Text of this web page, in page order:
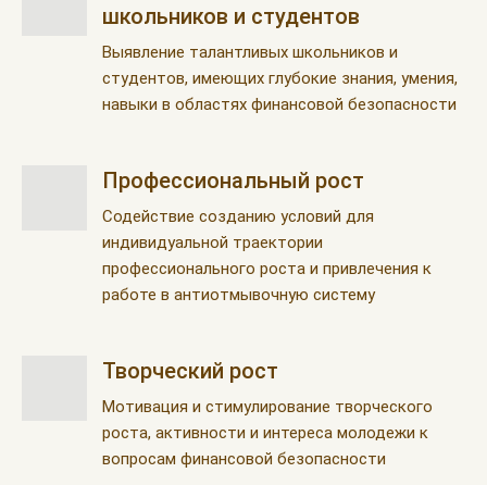
школьников и студентов
Выявление талантливых школьников и
студентов, имеющих глубокие знания, умения,
навыки в областях финансовой безопасности
Профессиональный рост
Содействие созданию условий для
индивидуальной траектории
профессионального роста и привлечения к
работе в антиотмывочную систему
Творческий рост
Мотивация и стимулирование творческого
роста, активности и интереса молодежи к
вопросам финансовой безопасности